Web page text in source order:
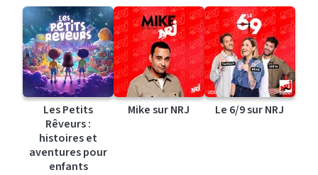
Les Petits
Rêveurs :
histoires et
aventures pour
enfants
Mike sur NRJ Le 6/9 sur NRJ